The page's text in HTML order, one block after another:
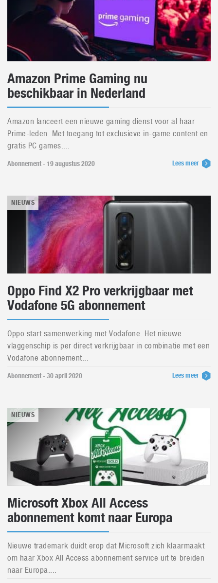
Amazon Prime Gaming nu
beschikbaar in Nederland
Amazon lanceert een nieuwe gaming dienst voor al haar
Prime-leden. Met toegang tot exclusieve in-game content en
gratis PC games....
Abonnement - 19 augustus 2020 Lees meer
NIEUWS
Oppo Find X2 Pro verkrijgbaar met
Vodafone 5G abonnement
Oppo start samenwerking met Vodafone. Het nieuwe
vlaggenschip is per direct verkrijgbaar in combinatie met een
Vodafone abonnement...
Abonnement - 30 april 2020 Lees meer
NIEUWS
Microsoft Xbox All Access
abonnement komt naar Europa
Nieuwe trademark duidt erop dat Microsoft zich klaarmaakt
om haar Xbox All Access abonnement service uit te breiden
naar Europa....